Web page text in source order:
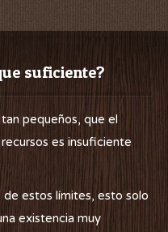
suficiente?
pequeños, que el
es insuficiente
estos límites, esto solo
existencia muy